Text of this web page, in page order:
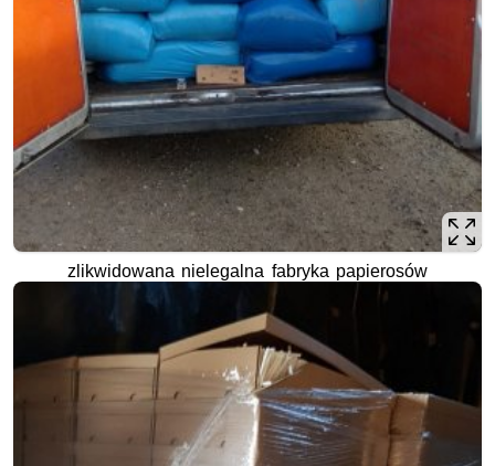
zlikwidowana nielegalna fabryka papierosów